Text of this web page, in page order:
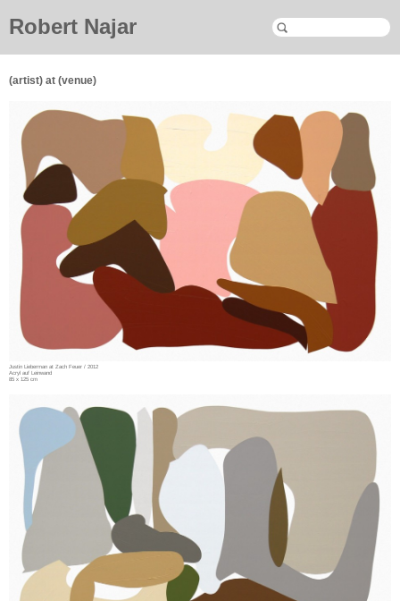
Robert Najar
(artist) at (venue)
Justin Lieberman at Zach Feuer / 2012
Acryl auf Leinwand
85 x 125 cm